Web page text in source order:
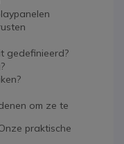
gedefinieerd?
om ze te
praktische